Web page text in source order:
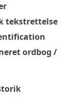
tekstrettelse
ordbog /